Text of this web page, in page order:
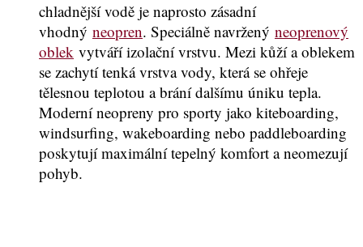
chladnější vodě je naprosto zásadní
vhodný neopren. Speciálně navržený neoprenový
oblek vytváří izolační vrstvu. Mezi kůží a oblekem
se zachytí tenká vrstva vody, která se ohřeje
tělesnou teplotou a brání dalšímu úniku tepla.
Moderní neopreny pro sporty jako kiteboarding,
windsurfing, wakeboarding nebo paddleboarding
poskytují maximální tepelný komfort a neomezují
pohyb.